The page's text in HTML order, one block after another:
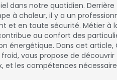
dans notre quotidien.
à chaleur, il y a un
et en toute sécurité. Métier à
au confort des
énergétique. Dans cet article,
vous propose de
et les compétences